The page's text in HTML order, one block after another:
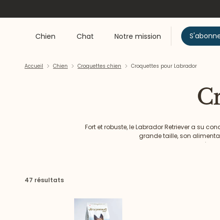
Chien Chat Notre mission
Accueil Chien Croquettes chien Croquettes pour Labrador
Fort et robuste, le Labrador Retriever a su
grande taille, son
Jetez un œil à la
47 résultats